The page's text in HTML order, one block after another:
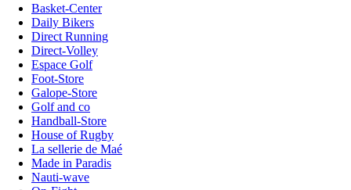
Basket-Center
Daily Bikers
Direct Running
Direct-Volley
Espace Golf
Foot-Store
Galope-Store
Golf and co
Handball-Store
House of Rugby
La sellerie de Maé
Made in Paradis
Nauti-wave